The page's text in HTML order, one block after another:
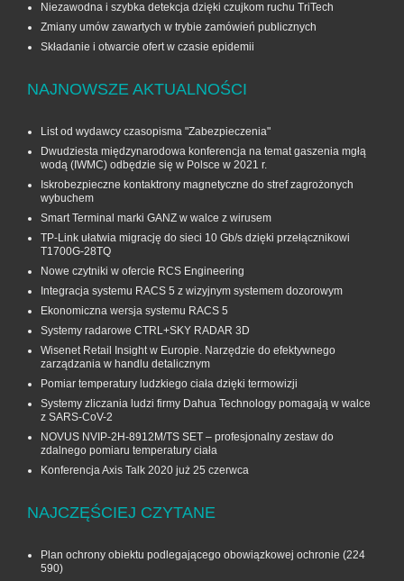
Niezawodna i szybka detekcja dzięki czujkom ruchu TriTech
Zmiany umów zawartych w trybie zamówień publicznych
Składanie i otwarcie ofert w czasie epidemii
NAJNOWSZE AKTUALNOŚCI
List od wydawcy czasopisma "Zabezpieczenia"
Dwudziesta międzynarodowa konferencja na temat gaszenia mgłą
wodą (IWMC) odbędzie się w Polsce w 2021 r.
Iskrobezpieczne kontaktrony magnetyczne do stref zagrożonych
wybuchem
Smart Terminal marki GANZ w walce z wirusem
TP-Link ułatwia migrację do sieci 10 Gb/s dzięki przełącznikowi
T1700G‑28TQ
Nowe czytniki w ofercie RCS Engineering
Integracja systemu RACS 5 z wizyjnym systemem dozorowym
Ekonomiczna wersja systemu RACS 5
Systemy radarowe CTRL+SKY RADAR 3D
Wisenet Retail Insight w Europie. Narzędzie do efektywnego
zarządzania w handlu detalicznym
Pomiar temperatury ludzkiego ciała dzięki termowizji
Systemy zliczania ludzi firmy Dahua Technology pomagają w walce
z SARS-CoV-2
NOVUS NVIP-2H-8912M/TS SET – profesjonalny zestaw do
zdalnego pomiaru temperatury ciała
Konferencja Axis Talk 2020 już 25 czerwca
NAJCZĘŚCIEJ CZYTANE
Plan ochrony obiektu podlegającego obowiązkowej ochronie (224
590)